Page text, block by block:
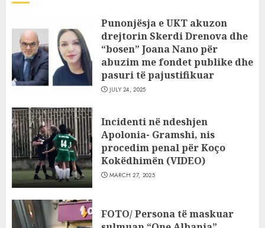
Punonjësja e UKT akuzon
drejtorin Skerdi Drenova dhe
“bosen” Joana Nano për
abuzim me fondet publike dhe
pasuri të pajustifikuar
JULY 24, 2025
Incidenti në ndeshjen
Apolonia- Gramshi, nis
procedim penal për Koço
Kokëdhimën (VIDEO)
MARCH 27, 2025
FOTO/ Persona të maskuar